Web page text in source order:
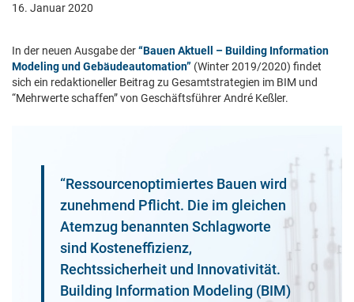
16. Januar 2020
In der neuen Ausgabe der“Bauen Aktuell – Building Information
Modeling und Gebäudeautomation” (Winter 2019/2020) findet
sich ein redaktioneller Beitrag zu Gesamtstrategien im BIM und
“Mehrwerte schaffen” von Geschäftsführer André Keßler.
“Ressourcenoptimiertes Bauen wird
zunehmend Pflicht. Die im gleichen
Atemzug benannten Schlagworte
sind Kosteneffizienz,
Rechtssicherheit und Innovativität.
Building Information Modeling (BIM)